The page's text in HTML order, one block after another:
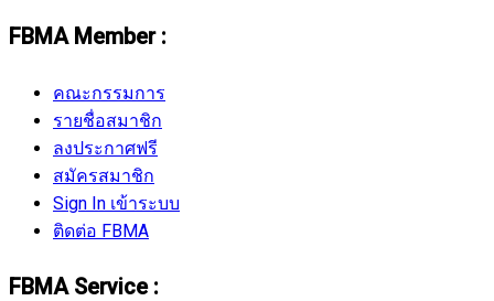
FBMA Member :
คณะกรรมการ
รายชื่อสมาชิก
ลงประกาศฟรี
สมัครสมาชิก
Sign In เข้าระบบ
ติดต่อ FBMA
FBMA Service :